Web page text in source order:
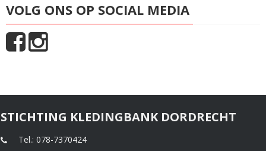
VOLG ONS OP SOCIAL MEDIA
STICHTING KLEDINGBANK DORDRECHT
Tel.: 078-7370424